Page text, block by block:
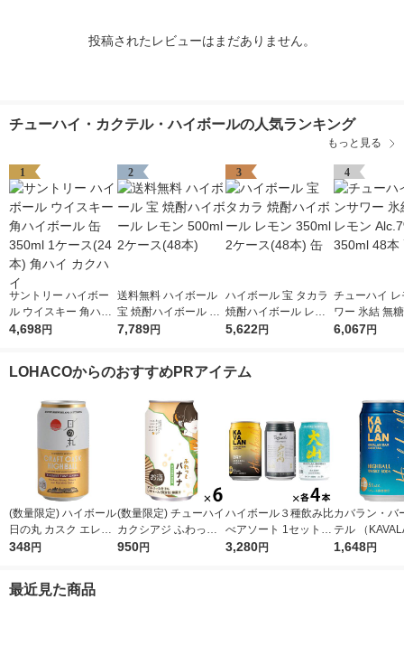
投稿されたレビューはまだありません。
チューハイ・カクテル・ハイボールの人気ランキング
もっと見る
1
サントリー ハイボー
ル ウイスキー 角ハイ
ボール 缶 350ml 1ケ
4,698円
2
送料無料 ハイボール
宝 焼酎ハイボール レ
モン 500ml 2ケース(4
7,789円
3
ハイボール 宝 タカラ
焼酎ハイボール レモ
ン 350ml 2ケース(48
5,622円
4
チューハイ レ
ワー 氷結 無
Alc.7% 350ml
6,067円
LOHACOからのおすすめPRアイテム
(数量限定) ハイボール
日の丸 カスク エレガ
ント カスク 缶 355ml
348円
(数量限定) チューハイ
カクシアジ ふわっと
バナナ 缶 350ml 6本
950円
ハイボール３種飲み比
べアソート 1セット(1
2本) 限定
3,280円
カバラン・バ
テル （
イボール
1,648円
最近見た商品